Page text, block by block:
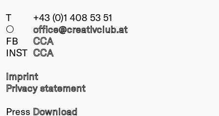
T
+43 (0)1 408 53 51
○
office@creativclub.at
FB
CCA
INST CCA
Imprint
Privacy statement
Press Download